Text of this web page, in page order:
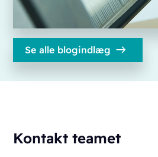
Se alle blogindlæg
Kontakt teamet